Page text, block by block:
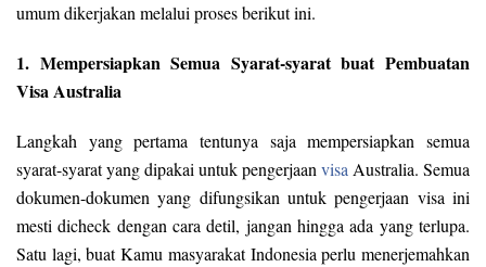
umum dikerjakan melalui proses berikut ini.
1. Mempersiapkan Semua Syarat-syarat buat Pembuatan
Visa Australia
Langkah yang pertama tentunya saja mempersiapkan semua
syarat-syarat yang dipakai untuk pengerjaanvisaAustralia. Semua
dokumen-dokumen yang difungsikan untuk pengerjaan visa ini
mesti dicheck dengan cara detil, jangan hingga ada yang terlupa.
Satu lagi, buat Kamu masyarakat Indonesia perlu menerjemahkan